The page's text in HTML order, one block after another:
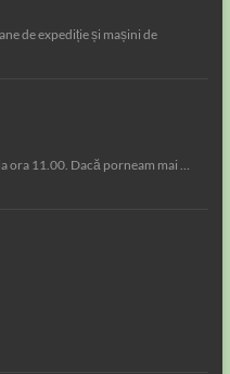
de expediție și mașini de
ora 11.00. Dacă porneam mai …